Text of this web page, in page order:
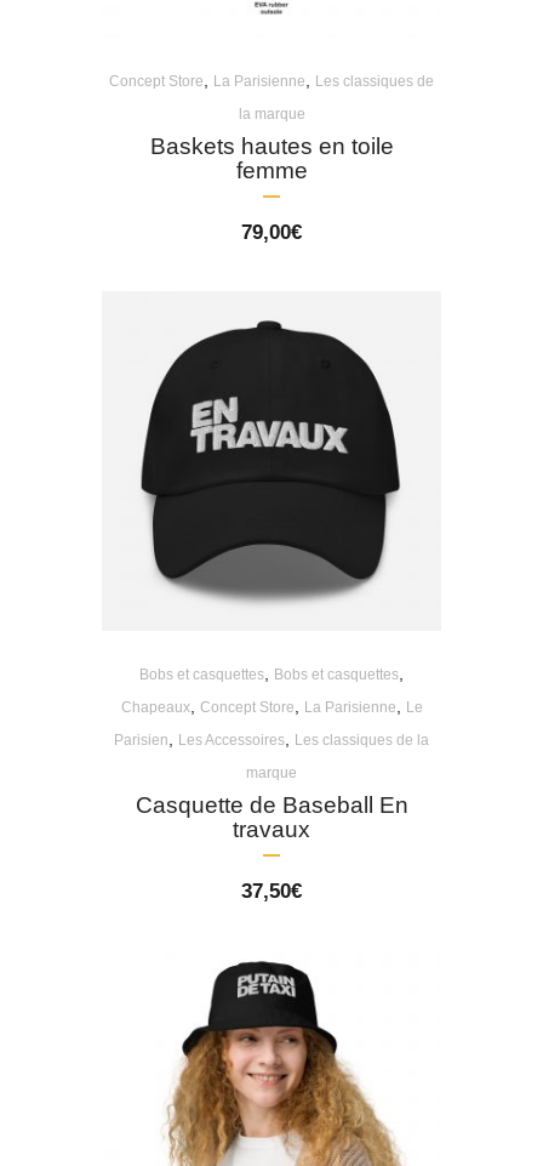
Concept Store La Parisienne
Les classiques de
la marque
Baskets hautes en toile
femme
79,00€
Bobs et casquettes Bobs et casquettes
Chapeaux, Concept Store La Parisienne
Le
Parisien
Les Accessoires
Les classiques de la
marque
Casquette de Baseball En
travaux
37,50€